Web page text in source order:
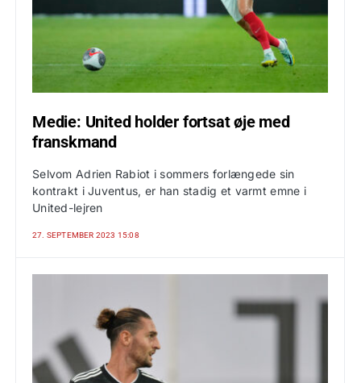
Medie: United holder fortsat øje med
franskmand
Selvom Adrien Rabiot i sommers forlængede sin
kontrakt i Juventus, er han stadig et varmt emne i
United-lejren
27. SEPTEMBER 2023 15:08